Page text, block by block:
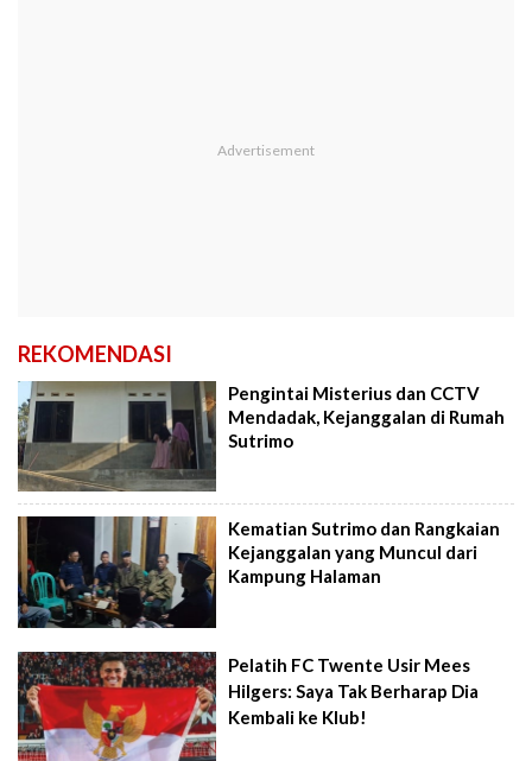
REKOMENDASI
Pengintai Misterius dan CCTV
Mendadak, Kejanggalan di Rumah
Sutrimo
Kematian Sutrimo dan Rangkaian
Kejanggalan yang Muncul dari
Kampung Halaman
Pelatih FC Twente Usir Mees
Hilgers: Saya Tak Berharap Dia
Kembali ke Klub!